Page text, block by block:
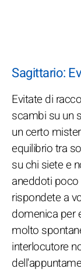
Sagittario:
Evitate di
scambi su un
un certo
equilibrio tra
su chi siete e
aneddoti
rispondete a
domenica per
molto
interlocutore